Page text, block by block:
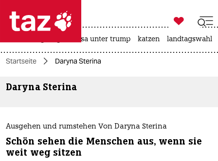
 taz zahl ich
taz zahl ich
themen
öko
gesellschaft

taz zahl ich
usa unter trump katzen landtagswahl
Startseite Daryna Sterina
Daryna Sterina
Ausgehen und rumstehen Von Daryna Sterina
Schön sehen die Menschen aus, wenn sie
weit weg sitzen